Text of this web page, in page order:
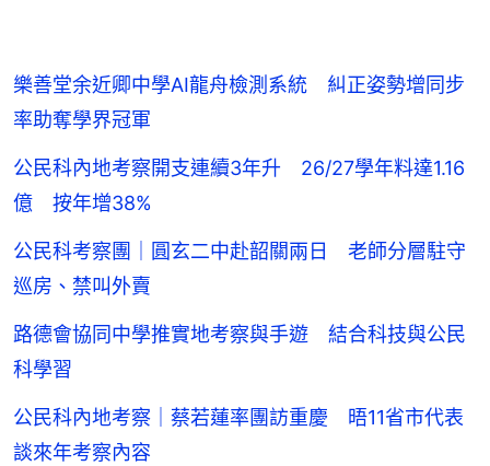
樂善堂余近卿中學AI龍舟檢測系統 糾正姿勢增同步
率助奪學界冠軍
公民科內地考察開支連續3年升 26/27學年料達1.16
億 按年增38%
公民科考察團｜圓玄二中赴韶關兩日 老師分層駐守
巡房、禁叫外賣
路德會協同中學推實地考察與手遊 結合科技與公民
科學習
公民科內地考察｜蔡若蓮率團訪重慶 晤11省市代表
談來年考察內容